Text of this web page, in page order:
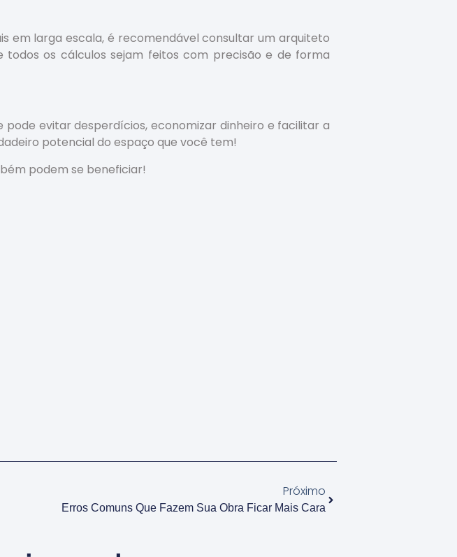
em larga escala, é recomendável consultar um arquiteto
todos os cálculos sejam feitos com precisão e de forma
evitar desperdícios, economizar dinheiro e facilitar a
potencial do espaço que você tem!
podem se beneficiar!
Próximo
Erros Comuns Que Fazem Sua Obra Ficar Mais Cara